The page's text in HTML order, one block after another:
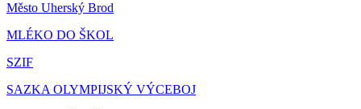
Město Uherský Brod
MLÉKO DO ŠKOL
SZIF
SAZKA OLYMPIJSKÝ VÝCEBOJ